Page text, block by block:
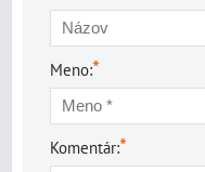
Meno:*
Komentár:*